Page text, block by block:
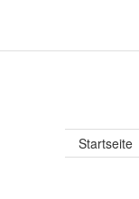
Startseite